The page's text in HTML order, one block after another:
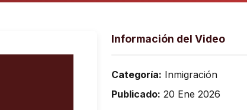
Información del Video
Categoría: Inmigración
Publicado: 20 Ene 2026